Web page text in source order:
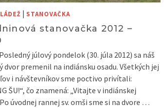
| STANOVAČKA
stanovačka 2012 –
júlový pondelok (30. júla 2012) sa náš
dvor premenil na indiánsku osadu. Všetkých jej
i návštevníkov sme poctivo privítali:
ŠU!“, čo znamená: „Vitajte v indiánskej
úvodnej rannej sv. omši sme si na dvore …